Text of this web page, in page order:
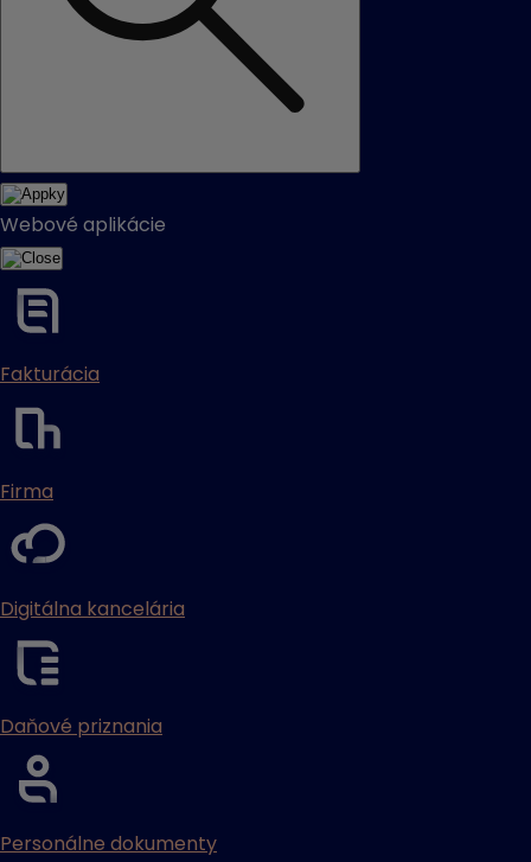
Webové aplikácie
Fakturácia
Firma
Digitálna kancelária
Daňové priznania
Personálne dokumenty